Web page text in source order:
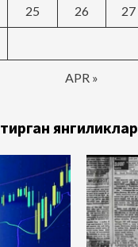
APR »
25 26 27
янгиликлар